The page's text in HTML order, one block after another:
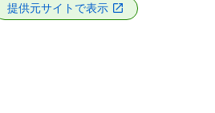
提供元サイトで表示